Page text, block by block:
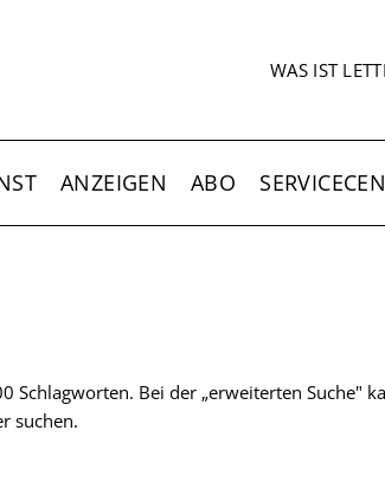
WAS IST
ANZEIGEN ABO
Schlagworten. Bei der „erweiterten Suche"
suchen.